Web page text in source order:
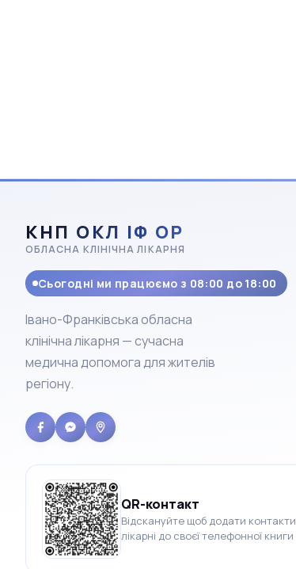
КНП ОКЛ ІФ ОР
ОБЛАСНА КЛІНІЧНА ЛІКАРНЯ
Сьогодні ми працюємо з 08:00 до 18:00
Івано-Франківська обласна
клінічна лікарня — сучасна
медична допомога для жителів
регіону.
QR-контакт
Відскануйте щоб додати контакти
лікарні до своєї телефонної книги